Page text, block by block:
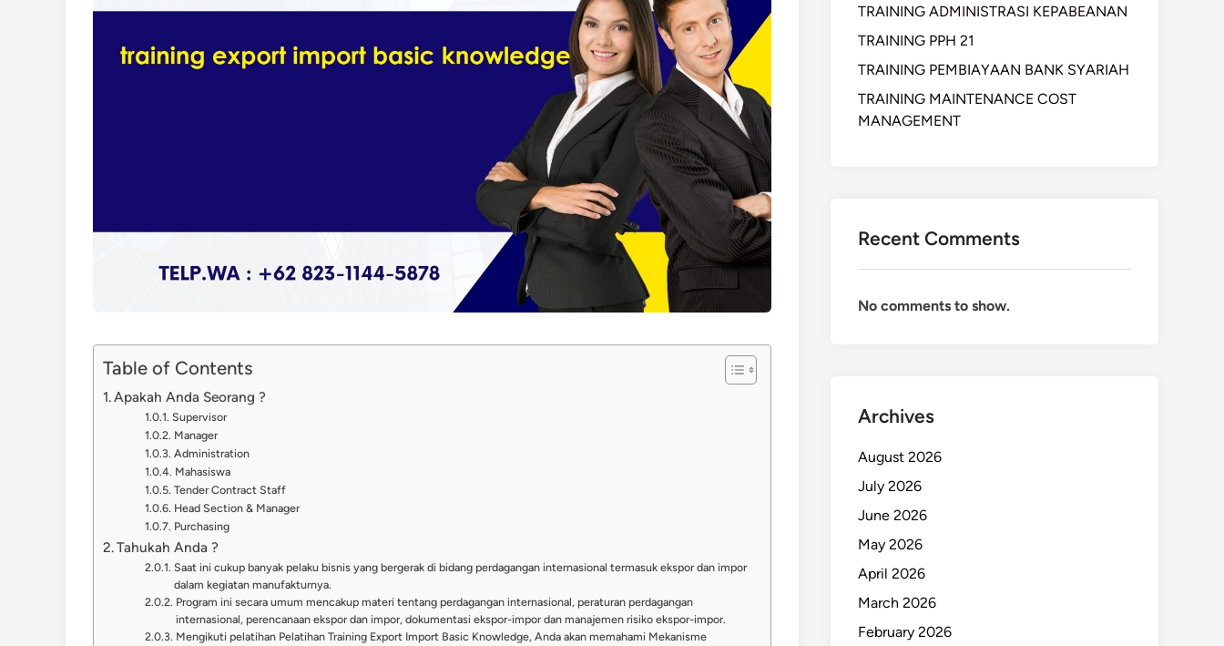
Table of Contents
Apakah Anda Seorang ?
Supervisor
Manager
Administration
Mahasiswa
Tender Contract Staff
Head Section & Manager
Purchasing
Tahukah Anda ?
Saat ini cukup banyak pelaku bisnis yang bergerak di bidang perdagangan internasional termasuk ekspor dan impor
dalam kegiatan manufakturnya.
Program ini secara umum mencakup materi tentang perdagangan internasional, peraturan perdagangan
internasional, perencanaan ekspor dan impor, dokumentasi ekspor-impor dan manajemen risiko ekspor-impor.
Mengikuti pelatihan Pelatihan Training Export Import Basic Knowledge, Anda akan memahami Mekanisme
TRAINING ADMINISTRASI KEPABEANAN
TRAINING PPH 21
TRAINING PEMBIAYAAN BANK SYARIAH
TRAINING MAINTENANCE COST
MANAGEMENT
Recent Comments
No comments to show.
Archives
August 2026
July 2026
June 2026
May 2026
April 2026
March 2026
February 2026